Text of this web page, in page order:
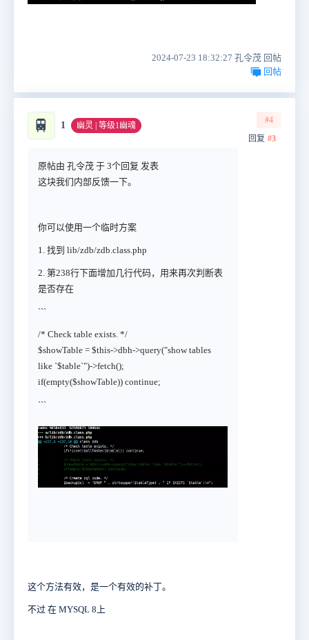
2024-07-23 18:32:27 孔令茂 回帖
回帖
🚆 1 幽灵 | 等级1幽魂
#4
回复 #3
原帖由 孔令茂 于 3个回复 发表
这块我们内部反馈一下。
你可以使用一个临时方案
1. 找到 lib/zdb/zdb.class.php
2. 第238行下面增加几行代码，用来再次判断表
是否存在
```
/* Check table exists. */
$showTable = $this->dbh->query("show tables
like `$table`")->fetch();
if(empty($showTable)) continue;
```
这个方法有效，是一个有效的补丁。
不过 在 MYSQL 8上